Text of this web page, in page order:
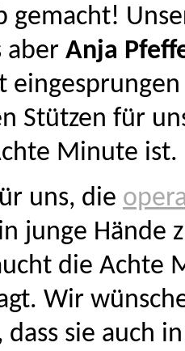
gemacht!
aber Anja
Stützen für
Minute ist.
uns, die
in junge Hände
die Achte
Wir
sie auch